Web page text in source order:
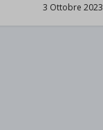
3 Ottobre 2023